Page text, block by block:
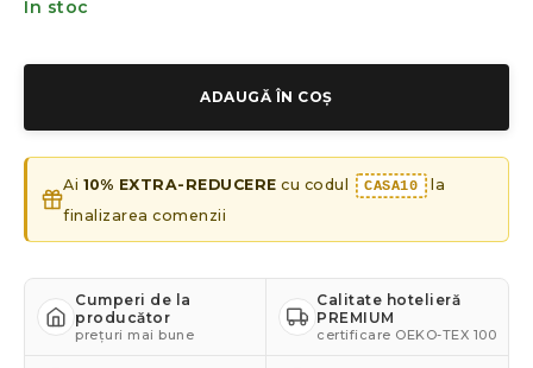
În stoc
ADAUGĂ ÎN COȘ
Ai 10% EXTRA-REDUCERE cu codul CASA10 la
finalizarea comenzii
Cumperi de la
producător
prețuri mai bune
Calitate hotelieră
PREMIUM
certificare OEKO-TEX 100